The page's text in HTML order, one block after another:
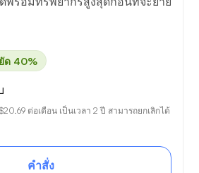
ด 40%
$20.69 ต่อเดือน เป็นเวลา 2 ปี สามารถยกเลิกได้
คำสั่ง